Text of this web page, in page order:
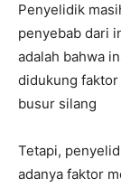
Penyelidik
penyebab dari
adalah bahwa
didukung
busur silang
Tetapi,
adanya faktor